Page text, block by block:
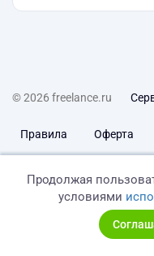
© 2026 freelance.ru
Правила Оферта
Продолжая
условиями